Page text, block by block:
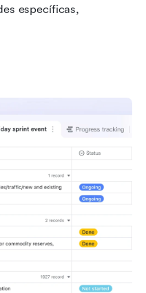
específicas,